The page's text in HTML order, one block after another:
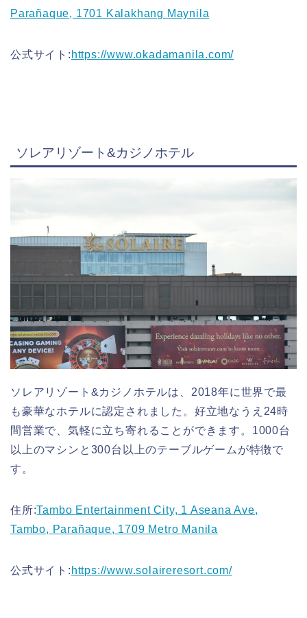
Parañaque, 1701 Kalakhang Maynila
公式サイト: https://www.okadamanila.com/
ソレアリゾート&カジノホテル
ソレアリゾート&カジノホテルは、2018年に世界で最
も豪華なホテルに認定されました。好立地なうえ24時
間営業で、気軽に立ち寄れることができます。1000台
以上のマシンと300台以上のテーブルゲームが特徴で
す。
住所:Tambo Entertainment City, 1 Aseana Ave,
Tambo, Parañaque, 1709 Metro Manila
公式サイト: https://www.solaireresort.com/